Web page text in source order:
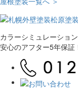
カラーシミュレーショ
安心のアフター5年保証